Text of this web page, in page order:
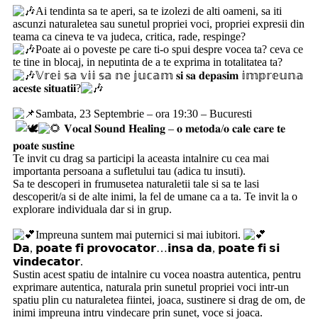
Ai tendinta sa te aperi, sa te izolezi de alti oameni, sa iti
ascunzi naturaletea sau sunetul propriei voci, propriei expresii din
teama ca cineva te va judeca, critica, rade, respinge?
Poate ai o poveste pe care ti-o spui despre vocea ta? ceva ce
te tine in blocaj, in neputinta de a te exprima in totalitatea ta?
𝕍𝕣𝕖𝕚 𝕤𝕒 𝕧𝕚𝕚 𝕤𝕒 𝕟𝕖 𝕛𝕦𝕔𝕒𝕞 𝐬𝐢 𝐬𝐚 𝐝𝐞𝐩𝐚𝐬𝐢𝐦 𝕚𝕞𝕡𝕣𝕖𝕦𝕟𝕒
𝐚𝐜𝐞𝐬𝐭𝐞 𝐬𝐢𝐭𝐮𝐚𝐭𝐢𝐢?
Sambata, 23 Septembrie – ora 19:30 – Bucuresti
𝐕𝐨𝐜𝐚𝐥 𝐒𝐨𝐮𝐧𝐝 𝐇𝐞𝐚𝐥𝐢𝐧𝐠 – 𝐨 𝐦𝐞𝐭𝐨𝐝𝐚/𝐨 𝐜𝐚𝐥𝐞 𝐜𝐚𝐫𝐞 𝐭𝐞
𝐩𝐨𝐚𝐭𝐞 𝐬𝐮𝐬𝐭𝐢𝐧𝐞
Te invit cu drag sa participi la aceasta intalnire cu cea mai
importanta persoana a sufletului tau (adica tu insuti).
Sa te descoperi in frumusetea naturaletii tale si sa te lasi
descoperit/a si de alte inimi, la fel de umane ca a ta. Te invit la o
explorare individuala dar si in grup.
Impreuna suntem mai puternici si mai iubitori.
𝗗𝗮, 𝗽𝗼𝗮𝘁𝗲 𝗳𝗶 𝗽𝗿𝗼𝘃𝗼𝗰𝗮𝘁𝗼𝗿…𝗶𝗻𝘀𝗮 𝗱𝗮, 𝗽𝗼𝗮𝘁𝗲 𝗳𝗶 𝘀𝗶
𝘃𝗶𝗻𝗱𝗲𝗰𝗮𝘁𝗼𝗿.
Sustin acest spatiu de intalnire cu vocea noastra autentica, pentru
exprimare autentica, naturala prin sunetul propriei voci intr-un
spatiu plin cu naturaletea fiintei, joaca, sustinere si drag de om, de
inimi impreuna intru vindecare prin sunet, voce si joaca.